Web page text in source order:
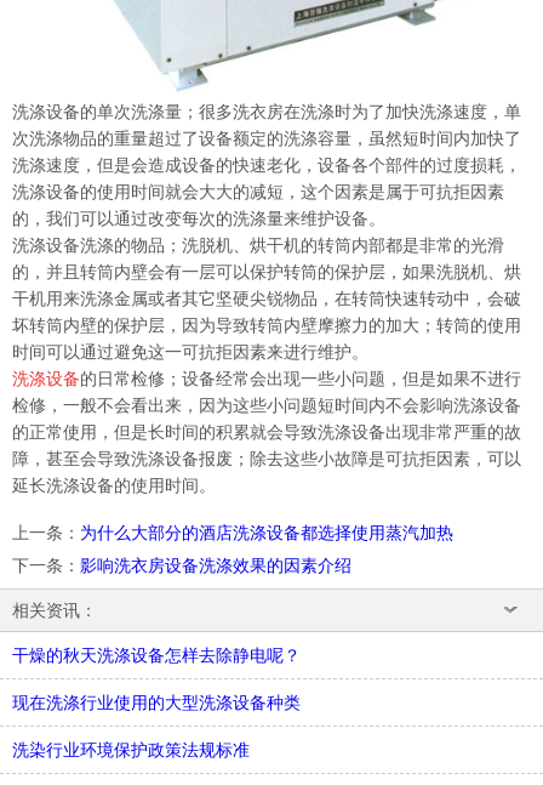
洗涤设备的单次洗涤量；很多洗衣房在洗涤时为了加快洗涤速度，单
次洗涤物品的重量超过了设备额定的洗涤容量，虽然短时间内加快了
洗涤速度，但是会造成设备的快速老化，设备各个部件的过度损耗，
洗涤设备的使用时间就会大大的减短，这个因素是属于可抗拒因素
的，我们可以通过改变每次的洗涤量来维护设备。
洗涤设备洗涤的物品；洗脱机、烘干机的转筒内部都是非常的光滑
的，并且转筒内壁会有一层可以保护转筒的保护层，如果洗脱机、烘
干机用来洗涤金属或者其它坚硬尖锐物品，在转筒快速转动中，会破
坏转筒内壁的保护层，因为导致转筒内壁摩擦力的加大；转筒的使用
时间可以通过避免这一可抗拒因素来进行维护。
洗涤设备的日常检修；设备经常会出现一些小问题，但是如果不进行
检修，一般不会看出来，因为这些小问题短时间内不会影响洗涤设备
的正常使用，但是长时间的积累就会导致洗涤设备出现非常严重的故
障，甚至会导致洗涤设备报废；除去这些小故障是可抗拒因素，可以
延长洗涤设备的使用时间。
上一条 ： 为什么大部分的酒店洗涤设备都选择使用蒸汽加热
下一条 ： 影响洗衣房设备洗涤效果的因素介绍
相关资讯：
干燥的秋天洗涤设备怎样去除静电呢？
现在洗涤行业使用的大型洗涤设备种类
洗染行业环境保护政策法规标准